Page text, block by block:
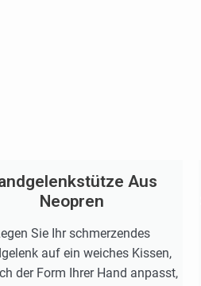
Aus
Neopren
Sie Ihr schmerzendes
auf ein weiches Kissen,
der Form Ihrer Hand anpasst,